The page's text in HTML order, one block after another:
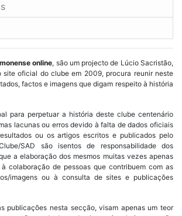
online, são um projecto de Lúcio Sacristão,
site oficial do clube em 2009, procura reunir neste
factos e imagens que digam respeito à história
para perpetuar a história deste clube centenário
lacunas ou erros devido à falta de dados oficiais
ou os artigos escritos e publicados pelo
SAD são isentos de responsabilidade dos
a elaboração dos mesmos muitas vezes apenas
colaboração de pessoas que contribuem com as
imagens ou à consulta de sites e publicações
publicações nesta secção, visam apenas um teor